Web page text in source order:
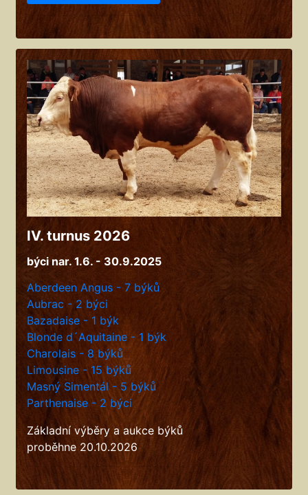
IV. turnus 2026
býci nar. 1.6. - 30.9.2025
Aberdeen Angus - 7 býků
Aubrac - 2 býci
Bazadaise - 1 býk
Blonde d´Aquitaine - 1 býk
Charolais - 8 býků
Limousine - 15 býků
Masný Simentál - 5 býků
Parthenaise - 2 býci
Základní výběry a aukce býků
proběhne 20.10.2026